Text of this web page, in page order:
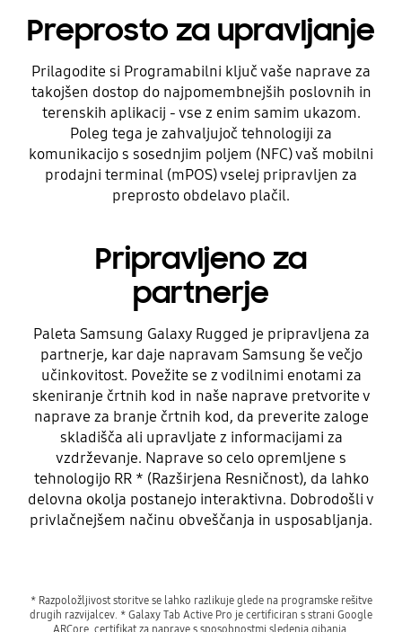
Preprosto za upravljanje
Prilagodite si Programabilni ključ vaše naprave za
takojšen dostop do najpomembnejših poslovnih in
terenskih aplikacij - vse z enim samim ukazom.
Poleg tega je zahvaljujoč tehnologiji za
komunikacijo s sosednjim poljem (NFC) vaš mobilni
prodajni terminal (mPOS) vselej pripravljen za
preprosto obdelavo plačil.
Pripravljeno za
partnerje
Paleta Samsung Galaxy Rugged je pripravljena za
partnerje, kar daje napravam Samsung še večjo
učinkovitost. Povežite se z vodilnimi enotami za
skeniranje črtnih kod in naše naprave pretvorite v
naprave za branje črtnih kod, da preverite zaloge
skladišča ali upravljate z informacijami za
vzdrževanje. Naprave so celo opremljene s
tehnologijo RR * (Razširjena Resničnost), da lahko
delovna okolja postanejo interaktivna. Dobrodošli v
privlačnejšem načinu obveščanja in usposabljanja.
* Razpoložljivost storitve se lahko razlikuje glede na programske rešitve
drugih razvijalcev. * Galaxy Tab Active Pro je certificiran s strani Google
ARCore, certifikat za naprave s sposobnostmi sledenja gibanja,